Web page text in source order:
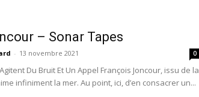
– Sonar Tapes
- 13 novembre 2021 0
Du Bruit Et Un Appel François Joncour, issu de la
infiniment la mer. Au point, ici, d’en consacrer un...